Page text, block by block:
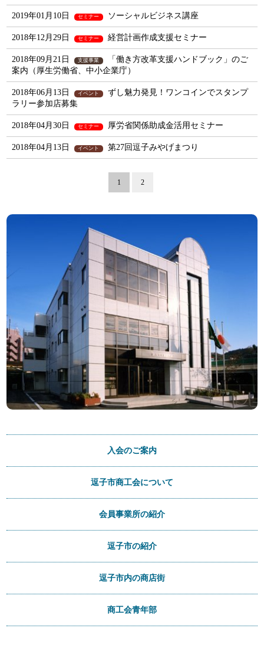
2019年01月10日 セミナー ソーシャルビジネス講座
2018年12月29日 セミナー 経営計画作成支援セミナー
2018年09月21日 支援事業
「働き方改革支援ハンドブック」のご
案内（厚生労働省、中小企業庁）
2018年06月13日 イベント
ずし魅力発見！ワンコインでスタンプ
ラリー参加店募集
2018年04月30日 セミナー 厚労省関係助成金活用セミナー
2018年04月13日 イベント 第27回逗子みやげまつり
1 2
入会のご案内
逗子市商工会について
会員事業所の紹介
逗子市の紹介
逗子市内の商店街
商工会青年部